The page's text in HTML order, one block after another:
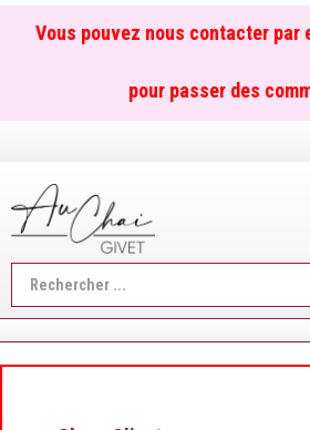
Vous pouvez nous contacter par
pour passer des